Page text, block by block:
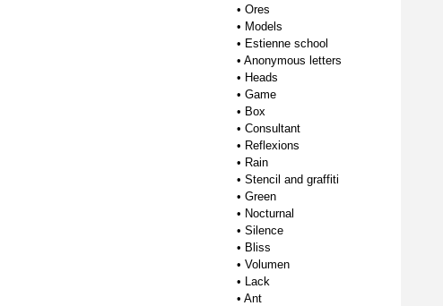
• Ores
• Models
• Estienne school
• Anonymous letters
• Heads
• Game
• Box
• Consultant
• Reflexions
• Rain
• Stencil and graffiti
• Green
• Nocturnal
• Silence
• Bliss
• Volumen
• Lack
• Ant